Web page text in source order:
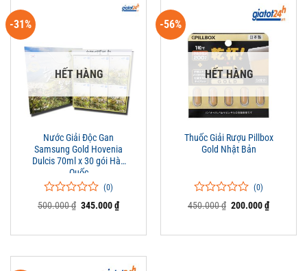
-31%
HẾT HÀNG
Nước Giải Độc Gan
Samsung Gold Hovenia
Dulcis 70ml x 30 gói Hàn
Quốc
0
0
đánh
(0)
500.000₫ Giá
345.000₫Giá
hiện
-56%
HẾT HÀNG
Thuốc Giải Rượu Pillbox
Gold Nhật Bản
0
0
đánh
(0)
450.000₫ Giá
200.000₫Giá
hiện